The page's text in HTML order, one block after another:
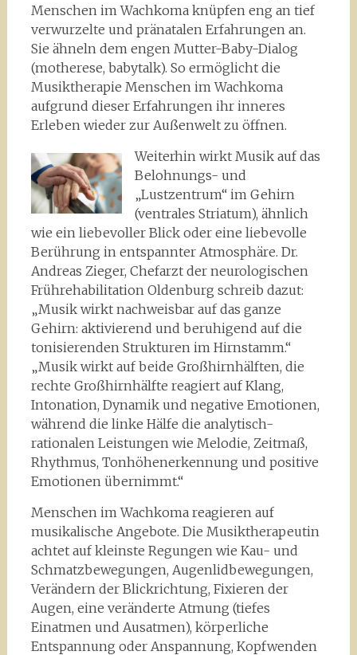
Menschen im Wachkoma knüpfen eng an tief
verwurzelte und pränatalen Erfahrungen an.
Sie ähneln dem engen Mutter-Baby-Dialog
(motherese, babytalk). So ermöglicht die
Musiktherapie Menschen im Wachkoma
aufgrund dieser Erfahrungen ihr inneres
Erleben wieder zur Außenwelt zu öffnen.
Weiterhin wirkt Musik auf das
Belohnungs- und
„Lustzentrum“ im Gehirn
(ventrales Striatum), ähnlich
wie ein liebevoller Blick oder eine liebevolle
Berührung in entspannter Atmosphäre. Dr.
Andreas Zieger, Chefarzt der neurologischen
Frührehabilitation Oldenburg schreib dazut:
„Musik wirkt nachweisbar auf das ganze
Gehirn: aktivierend und beruhigend auf die
tonisierenden Strukturen im Hirnstamm.“
„Musik wirkt auf beide Großhirnhälften, die
rechte Großhirnhälfte reagiert auf Klang,
Intonation, Dynamik und negative Emotionen,
während die linke Hälfe die analytisch-
rationalen Leistungen wie Melodie, Zeitmaß,
Rhythmus, Tonhöhenerkennung und positive
Emotionen übernimmt.“
Menschen im Wachkoma reagieren auf
musikalische Angebote. Die Musiktherapeutin
achtet auf kleinste Regungen wie Kau- und
Schmatzbewegungen, Augenlidbewegungen,
Verändern der Blickrichtung, Fixieren der
Augen, eine veränderte Atmung (tiefes
Einatmen und Ausatmen), körperliche
Entspannung oder Anspannung, Kopfwenden